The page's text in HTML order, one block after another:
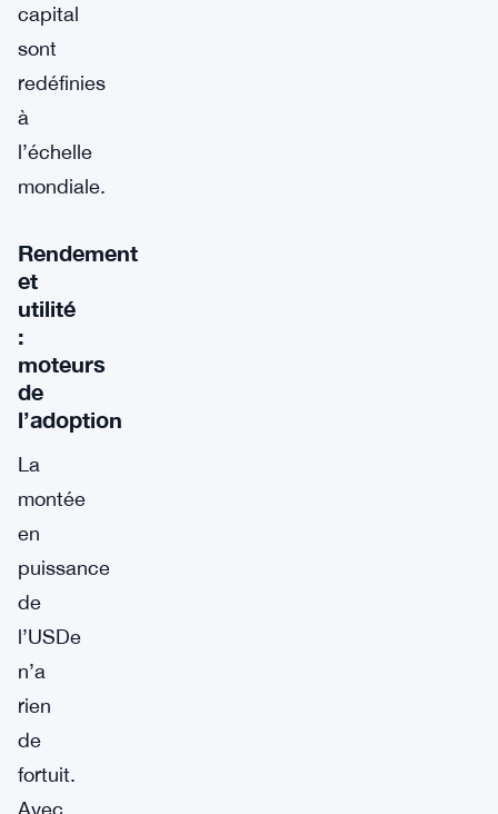
capital
sont
redéfinies
à
l’échelle
mondiale.
Rendement
et
utilité
:
moteurs
de
l’adoption
La
montée
en
puissance
de
l’USDe
n’a
rien
de
fortuit.
Avec